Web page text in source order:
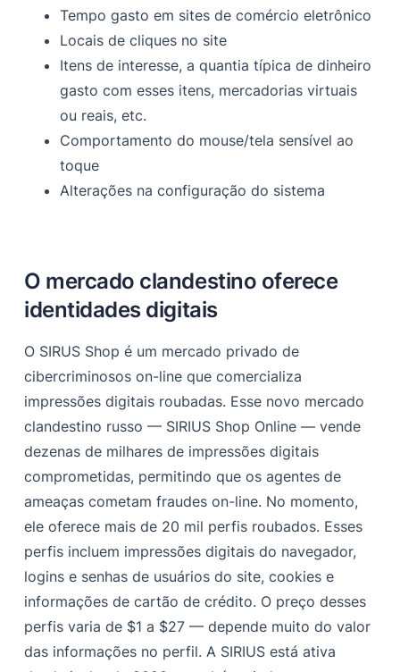
Tempo gasto em sites de comércio eletrônico
Locais de cliques no site
Itens de interesse, a quantia típica de dinheiro
gasto com esses itens, mercadorias virtuais
ou reais, etc.
Comportamento do mouse/tela sensível ao
toque
Alterações na configuração do sistema
O mercado clandestino oferece
identidades digitais
O SIRUS Shop é um mercado privado de
cibercriminosos on-line que comercializa
impressões digitais roubadas. Esse novo mercado
clandestino russo — SIRIUS Shop Online — vende
dezenas de milhares de impressões digitais
comprometidas, permitindo que os agentes de
ameaças cometam fraudes on-line. No momento,
ele oferece mais de 20 mil perfis roubados. Esses
perfis incluem impressões digitais do navegador,
logins e senhas de usuários do site, cookies e
informações de cartão de crédito. O preço desses
perfis varia de $1 a $27 — depende muito do valor
das informações no perfil. A SIRIUS está ativa